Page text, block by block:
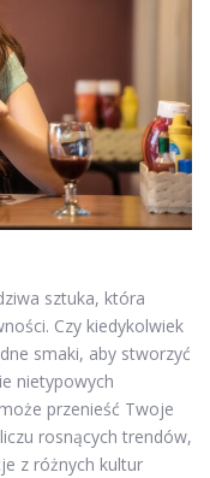
sztuka, która
Czy kiedykolwiek
smaki, aby stworzyć
nietypowych
przenieść Twoje
rosnących trendów,
z różnych kultur